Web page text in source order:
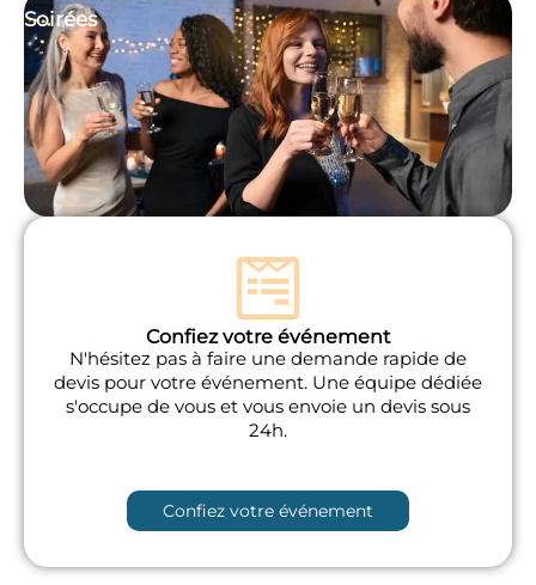
Soirées
Confiez votre événement
N'hésitez pas à faire une demande rapide de
devis pour votre événement. Une équipe dédiée
s'occupe de vous et vous envoie un devis sous
24h.
Confiez votre événement